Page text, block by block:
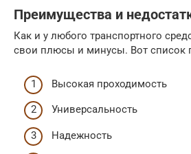
Преимущества и
Как и у любого транспортного
свои плюсы и минусы. Вот список
Высокая проходимость
Универсальность
Надежность